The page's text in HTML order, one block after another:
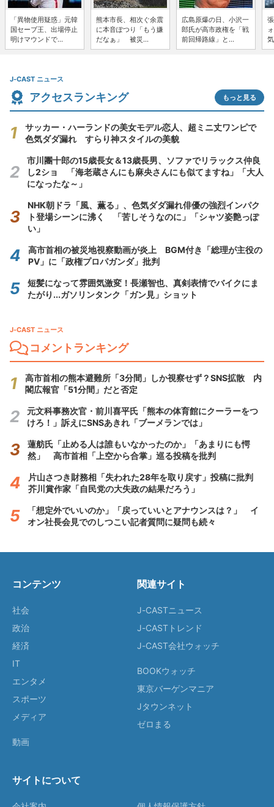
「異物使用疑惑」元韓
国セーブ王、出場停止
明けマウンドで...
熊本市長、相次ぐ余震
に本音ぽつり「もう嫌
だなぁ」 被災...
広島原爆の日、小沢一
郎氏が高市政権を「戦
前回帰路線」と...
J-CAST ニュース
アクセスランキング もっと見る
サッカー・ハーランドの美女モデル恋人、超ミニ丈ワンピで
色気ダダ漏れ すらり神スタイルの美貌
市川團十郎の15歳長女＆13歳長男、ソファでリラックス仲良
し2ショ 「海老蔵さんにも麻央さんにも似てますね」「大人
になったな～」
NHK朝ドラ「風、薫る」、色気ダダ漏れ俳優の強烈インパク
ト登場シーンに沸く 「苦しそうなのに」「シャツ姿艶っぽ
い」
高市首相の被災地視察動画が炎上 BGM付き「総理が主役の
PV」に「政権プロパガンダ」批判
短髪になって雰囲気激変！長瀬智也、真剣表情でバイクにま
たがり...ガソリンタンク「ガン見」ショット
J-CAST ニュース
コメントランキング
高市首相の熊本避難所「3分間」しか視察せず？SNS拡散 内
閣広報官「51分間」だと否定
元文科事務次官・前川喜平氏「熊本の体育館にクーラーをつ
けろ！」訴えにSNSあきれ「ブーメランでは」
蓮舫氏「止める人は誰もいなかったのか」「あまりにも愕
然」 高市首相「上空から合掌」巡る投稿を批判
片山さつき財務相「失われた28年を取り戻す」投稿に批判
芥川賞作家「自民党の大失政の結果だろう」
「想定外でいいのか」「戻っていいとアナウンスは？」 イ
オン社長会見でのしつこい記者質問に疑問も続々
コンテンツ
社会
政治
経済
IT
エンタメ
スポーツ
メディア
動画
関連サイト
J-CASTニュース
J-CASTトレンド
J-CAST会社ウォッチ
BOOKウォッチ
東京バーゲンマニア
Jタウンネット
ゼロまる
サイトについて